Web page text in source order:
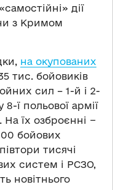
дії
з Кримом
на окупованих
тис. бойовиків
сил – 1-й і 2-
ї польової армії
На їх озброєнні −
бойових
тисячі
систем і РСЗО,
новітнього